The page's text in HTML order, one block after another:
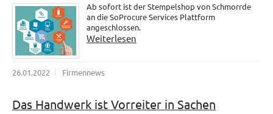
Ab sofort ist der Stempelshop von Schmorrde
an die SoProcure Services Plattform
angeschlossen.
Weiterlesen
26.01.2022 Firmennews
Das Handwerk ist Vorreiter in Sachen